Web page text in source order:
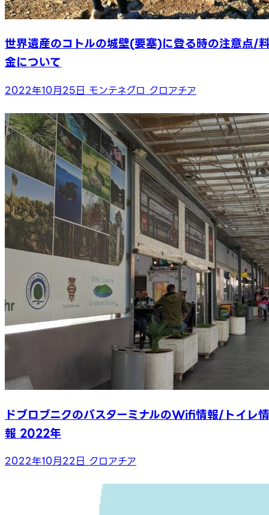
世界遺産のコトルの城壁(要塞)に登る時の注意点/
金について
2022年10月25日 モンテネグロ クロアチア
ドブロブニクのバスターミナルのWifi情報/トイレ情
報 2022年
2022年10月22日 クロアチア